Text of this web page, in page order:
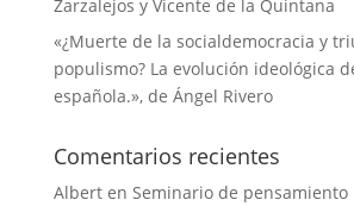
Zarzalejos y Vicente de la Quintana
«¿Muerte de la socialdemocracia y
populismo? La evolución ideológica
española.», de Ángel Rivero
Comentarios recientes
Alberten Seminario de pensamiento